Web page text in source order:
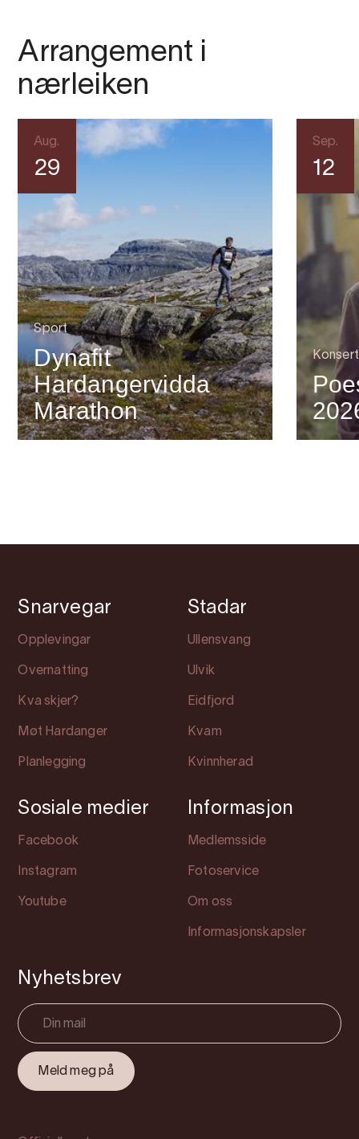
Arrangement i
nærleiken
Aug.
29
Sport
Dynafit
Hardangervidda
Marathon
Sep.
12
Konsert
Snarvegar
Opplevingar
Overnatting
Kva skjer?
Møt Hardanger
Planlegging
Stadar
Ullensvang
Ulvik
Eidfjord
Kvam
Kvinnherad
Sosiale medier
Facebook
Instagram
Youtube
Informasjon
Medlemsside
Fotoservice
Om oss
Informasjonskapsler
Nyhetsbrev